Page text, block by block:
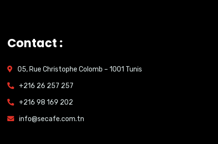
Contact :
05, Rue Christophe Colomb – 1001 Tunis
+216 26 257 257
+216 98 169 202
info@secafe.com.tn